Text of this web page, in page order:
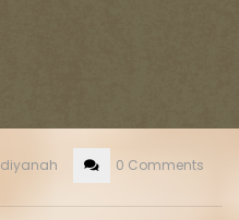
diyanah 0 Comments